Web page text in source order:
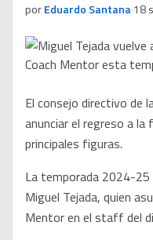
porEduardo Santana·18
El consejo directivo de
anunciar el regreso a la
principales figuras.
La temporada 2024-25
Miguel Tejada, quien
Mentor en el staff del